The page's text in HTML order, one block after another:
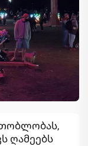
ღამეებს